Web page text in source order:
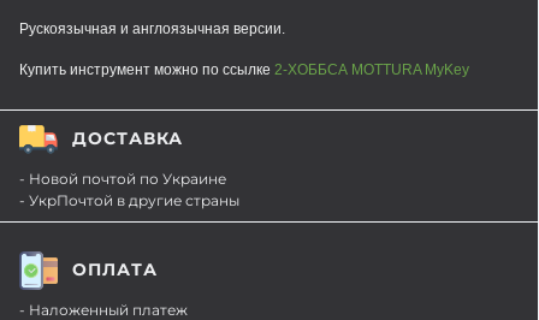
Рускоязычная и англоязычная версии.
Купить инструмент можно по ссылке 2-ХОББСА МOTTURA MyKey
ДОСТАВКА
- Новой почтой по Украине
- УкрПочтой в другие страны
ОПЛАТА
- Наложенный платеж